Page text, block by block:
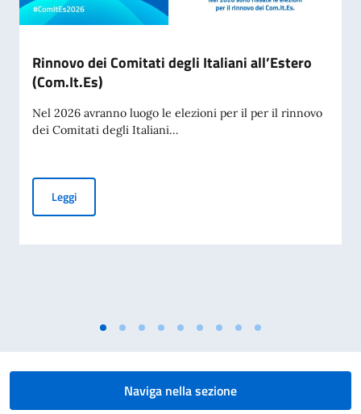
Rinnovo dei Comitati degli Italiani all’Estero
(Com.It.Es)
Nel 2026 avranno luogo le elezioni per il per il rinnovo
dei Comitati degli Italiani...
LeggiRinnovo dei Comitati degli Italiani all’Estero (Com.It.Es)
Naviga nella sezione